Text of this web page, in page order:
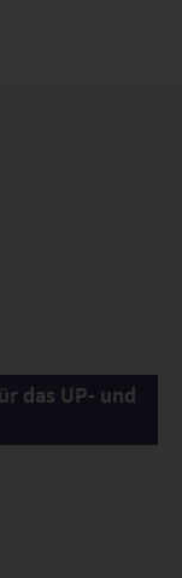
das UP- und